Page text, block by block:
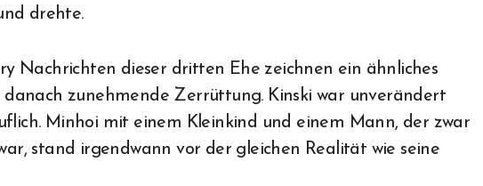
drehte.
Nachrichten dieser dritten Ehe zeichnen ein ähnliches
zunehmende Zerrüttung. Kinski war unverändert
Minhoi mit einem Kleinkind und einem Mann, der zwar
stand irgendwann vor der gleichen Realität wie seine